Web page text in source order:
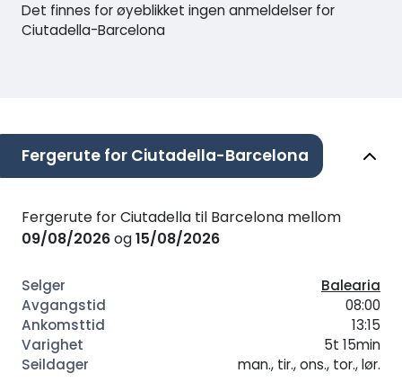
Det finnes for øyeblikket ingen anmeldelser for
Ciutadella-Barcelona
Fergerute for Ciutadella-Barcelona
Fergerute for Ciutadella til Barcelona mellom
09/08/2026og15/08/2026
Balearia
08:00
13:15
5t 15min
man., tir., ons., tor., lør.